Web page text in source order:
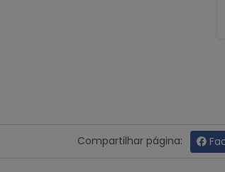
Compartilhar página: